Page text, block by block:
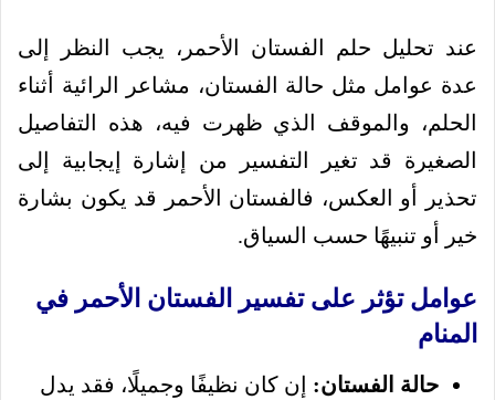
عند تحليل حلم الفستان الأحمر، يجب النظر إلى
عدة عوامل مثل حالة الفستان، مشاعر الرائية أثناء
الحلم، والموقف الذي ظهرت فيه، هذه التفاصيل
الصغيرة قد تغير التفسير من إشارة إيجابية إلى
تحذير أو العكس، فالفستان الأحمر قد يكون بشارة
خير أو تنبيهًا حسب السياق.
عوامل تؤثر على تفسير الفستان الأحمر في
المنام
حالة الفستان: إن كان نظيفًا وجميلًا، فقد يدل